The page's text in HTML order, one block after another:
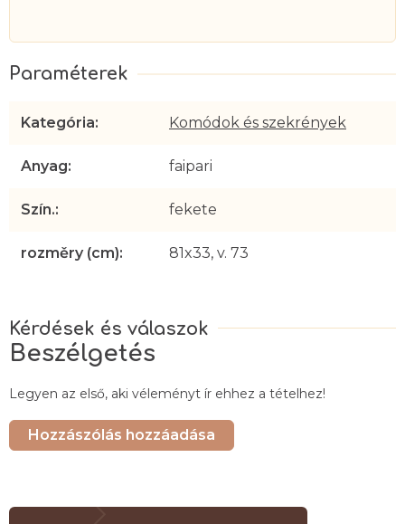
Beszélgetés
Legyen az első, aki véleményt ír ehhez a tételhez!
Hozzászólás hozzáadása
Kategória: Komódok és szekrények
Anyag: faipari
Szín.: fekete
rozměry (cm): 81x33, v. 73